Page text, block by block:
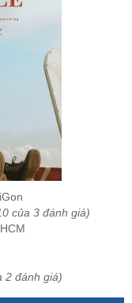
của 3 đánh giá)
2 đánh giá)